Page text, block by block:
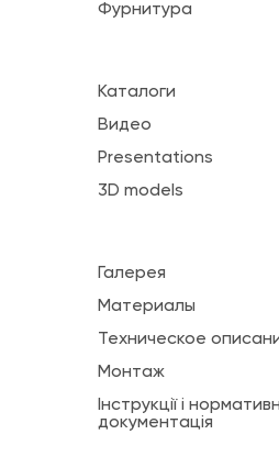
Фурнитура
Каталоги
Видео
Presentations
3D models
Галерея
Материалы
Техническое
Монтаж
Інструкції і
документація